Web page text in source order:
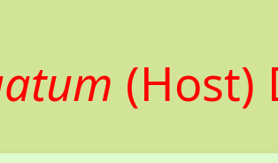
(Host)